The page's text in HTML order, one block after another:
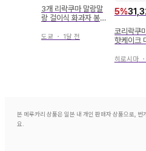
3개 리락쿠마 말랑말
랑 걸이식 화과자 봉제
쿠마
도쿄 ・ 1달 전
5%
코리락쿠
핫케이크
히로시마・
본 메루카리 상품은 일본 내 개인 판매자 상품으로,
요.